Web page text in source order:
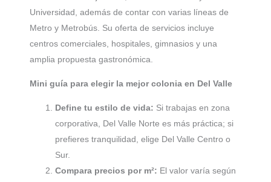
Universidad, además de contar con varias líneas de
Metro y Metrobús. Su oferta de servicios incluye
centros comerciales, hospitales, gimnasios y una
amplia propuesta gastronómica.
Mini guía para elegir la mejor colonia en Del Valle
Define tu estilo de vida: Si trabajas en zona
corporativa, Del Valle Norte es más práctica; si
prefieres tranquilidad, elige Del Valle Centro o
Sur.
Compara precios por m²: El valor varía según